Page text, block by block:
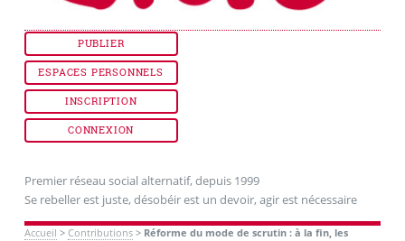
PUBLIER
ESPACES PERSONNELS
INSCRIPTION
CONNEXION
Premier réseau social alternatif, depuis 1999
Se rebeller est juste, désobéir est un devoir, agir est nécessaire
Accueil > Contributions> Réforme du mode de scrutin : à la fin, les